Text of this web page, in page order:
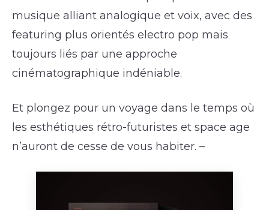
musique alliant analogique et voix, avec des
featuring plus orientés electro pop mais
toujours liés par une approche
cinématographique indéniable.
Et plongez pour un voyage dans le temps où
les esthétiques rétro-futuristes et space age
n’auront de cesse de vous habiter. –